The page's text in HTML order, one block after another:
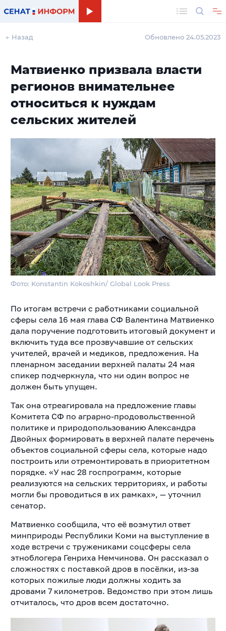
← Назад Обновлено 24.05.2023
Матвиенко призвала власти
регионов внимательнее
относиться к нуждам
сельских жителей
Фото: Konstantin Kokoshkin/ Global Look Press
По итогам встречи с работниками социальной
сферы села 16 мая глава СФ Валентина Матвиенко
дала поручение подготовить итоговый документ и
включить туда все прозвучавшие от сельских
учителей, врачей и медиков, предложения. На
пленарном заседании верхней палаты 24 мая
спикер подчеркнула, что ни один вопрос не
должен быть упущен.
Так она отреагировала на предложение главы
Комитета СФ по аграрно-продовольственной
политике и природопользованию Александра
Двойных формировать в верхней палате перечень
объектов социальной сферы села, которые надо
построить или отремонтировать в приоритетном
порядке. «У нас 28 госпрограмм, которые
реализуются на сельских территориях, и работы
могли бы проводиться в их рамках», — уточнил
сенатор.
Матвиенко сообщила, что её возмутил ответ
минприроды Республики Коми на выступление в
ходе встречи с тружениками соцсферы села
этноблогера Генриха Немчинова. Он рассказал о
сложностях с поставкой дров в посёлки, из-за
которых пожилые люди должны ходить за
дровами 7 километров. Ведомство при этом лишь
отчиталось, что дров всем достаточно.